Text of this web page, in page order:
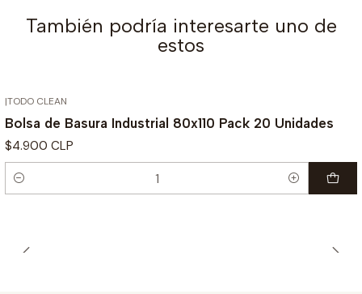
También podría interesarte uno de
estos
|TODO CLEAN
Bolsa de Basura Industrial 80x110 Pack 20 Unidades
$4.900 CLP
Cantidad